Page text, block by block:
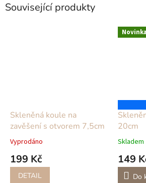
Související produkty
Skleněná koule na
zavěšení s otvorem 7,5cm
Vyprodáno
199 Kč
DETAIL
Novinka
20cm
Skladem
149
Do